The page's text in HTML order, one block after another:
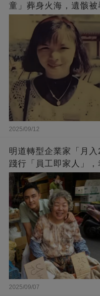
童」葬身火海，遺骸
崩：真正的英雄不該被
2025/09/12
明道轉型企業家「月
踐行「員工即家人」
闆的福報
2025/09/07